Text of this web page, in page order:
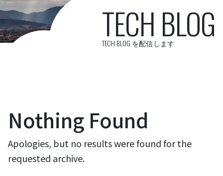
TECH BLOG
TECH BLOG を配信します
Nothing Found
Apologies, but no results were found for the
requested archive.